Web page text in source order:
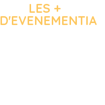
LES +
D'EVENEMENTIA